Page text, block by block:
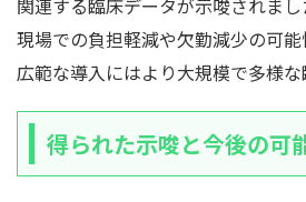
関連する臨床データが示唆されま
現場での負担軽減や欠勤減少の可能
広範な導入にはより大規模で多様な
得られた示唆と今後の可